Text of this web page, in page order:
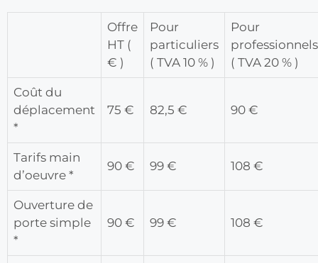
Offre
HT (
€ )
Pour
particuliers
( TVA 10 % )
Pour
professionnels
( TVA 20 % )
Coût du
déplacement
*
75 € 82,5 € 90 €
Tarifs main
d’oeuvre *
90 € 99 € 108 €
Ouverture de
porte simple
*
90 € 99 € 108 €